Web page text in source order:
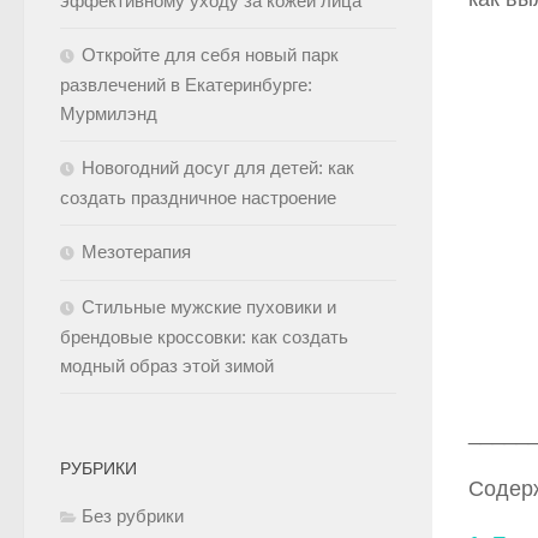
Откройте для себя новый парк
развлечений в Екатеринбурге:
Мурмилэнд
Новогодний досуг для детей: как
создать праздничное настроение
Мезотерапия
Стильные мужские пуховики и
брендовые кроссовки: как создать
модный образ этой зимой
РУБРИКИ
Без рубрики